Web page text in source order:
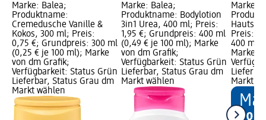
Marke: Balea;
Produktname:
Cremedusche Vanille &
Kokos, 300 ml; Preis:
0,75 €; Grundpreis: 300 ml
(0,25 € je 100 ml); Marke
von dm Grafik;
Verfügbarkeit: Status Grün
Lieferbar, Status Grau dm
Markt wählen
Marke: Balea;
Produktname: Bodylotion
3in1 Urea, 400 ml; Preis:
1,95 €; Grundpreis: 400 ml
(0,49 € je 100 ml); Marke
von dm Grafik;
Verfügbarkeit: Status Grün
Lieferbar, Status Grau dm
Markt wählen
Marke:
Preis:
400 ml
Marke
Markt